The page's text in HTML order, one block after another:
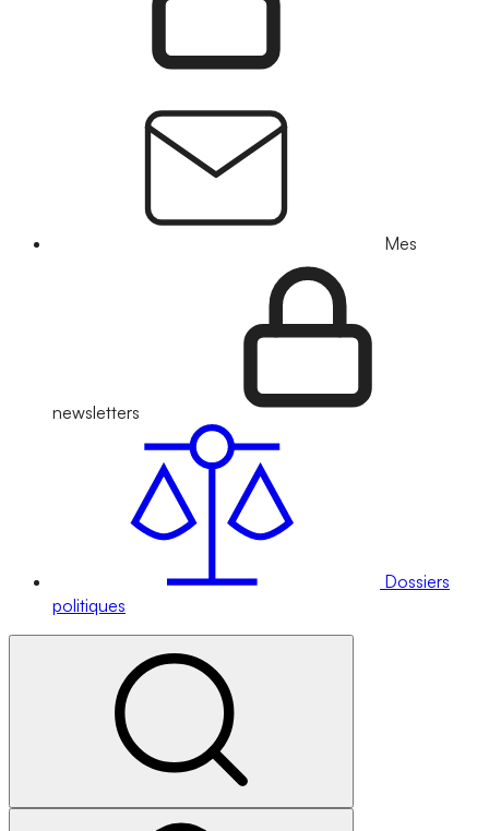
Mes
newsletters
Dossiers
politiques